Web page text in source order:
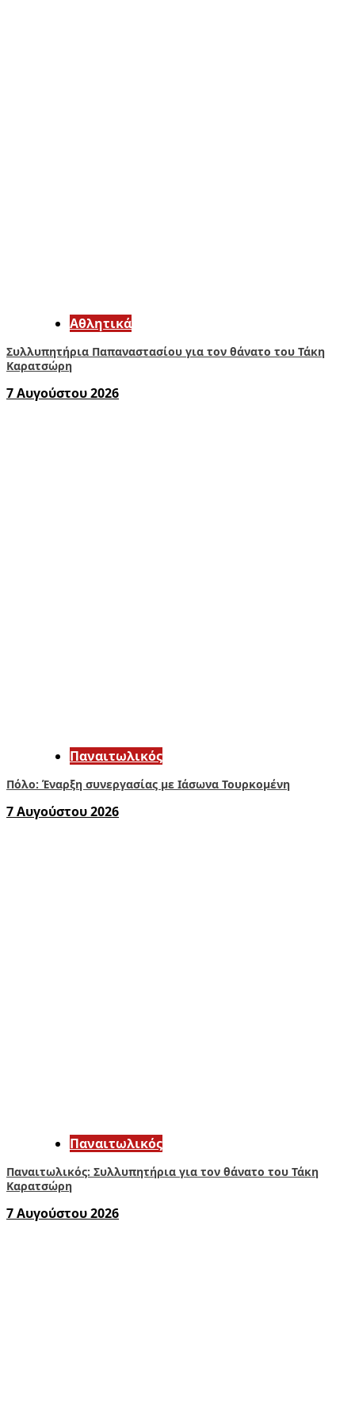
Αθλητικά
Συλλυπητήρια Παπαναστασίου για τον θάνατο του Τάκη
Καρατσώρη
7 Αυγούστου 2026
Παναιτωλικός
Πόλο: Έναρξη συνεργασίας με Ιάσωνα Τουρκομένη
7 Αυγούστου 2026
Παναιτωλικός
Παναιτωλικός: Συλλυπητήρια για τον θάνατο του Τάκη
Καρατσώρη
7 Αυγούστου 2026